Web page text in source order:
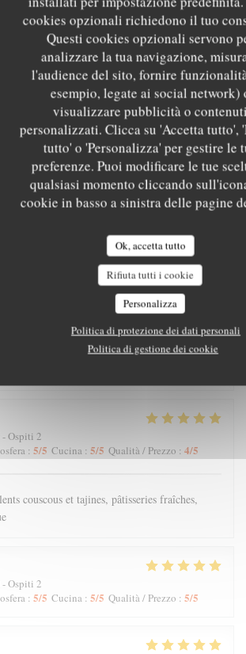
cookies opzionali richiedono il tuo
Questi cookies opzionali servono
analizzare la tua navigazione,
l'audience del sito, fornire
esempio, legate ai social network)
visualizzare pubblicità o
personalizzati. Clicca su 'Accetta tutto',
tutto' o 'Personalizza' per gestire le
preferenze. Puoi modificare le tue
qualsiasi momento cliccando
cookie in basso a sinistra delle pagine
Ok, accetta tutto
Rifiuta tutti i cookie
Personalizza
Politica di protezione dei dati personali
Politica di gestione dei cookie
dei nostri clienti
Ospiti 4
4/5 Cucina: 5 /5 Qualità / Prezzo: 5/5
excellente soirée. Accueil chaleureux, les
et copieux.
Ospiti 3
à retenir
Ospiti 2
: 5/5 Cucina : 5/5 Qualità / Prezzo : 4/5
couscous et tajines, pâtisseries fraîches,
Ospiti 2
: 5/5 Cucina : 5/5 Qualità / Prezzo : 5/5